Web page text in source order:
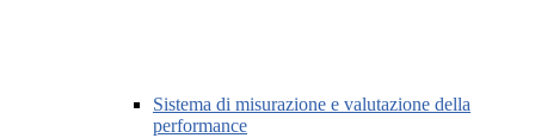
Sistema di misurazione e valutazione della
performance